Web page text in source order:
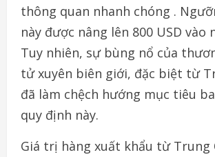
thông quan nhanh chóng .
này được nâng lên 800 USD vào
Tuy nhiên, sự bùng nổ của
tử xuyên biên giới, đặc biệt từ
đã làm chệch hướng mục tiêu
quy định này.
Giá trị hàng xuất khẩu từTrung